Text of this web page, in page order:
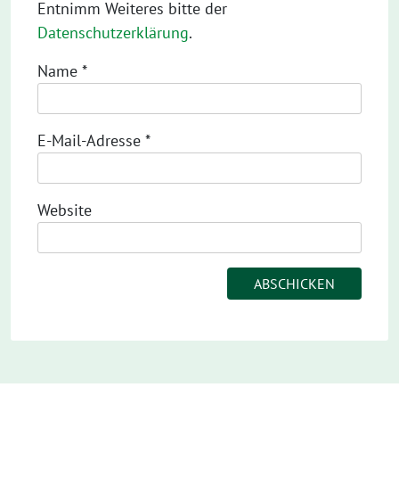
Entnimm Weiteres bitte der
Datenschutzerklärung.
Name *
E-Mail-Adresse *
Website